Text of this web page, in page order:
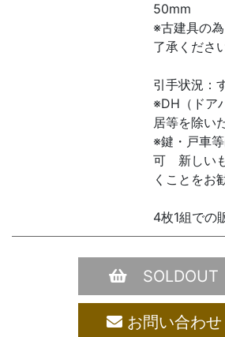
50mm
※古建具の
了承くださ
引手状況：
※DH（ドア
居等を除い
※鍵・戸車
可 新しい
くことをお
4枚1組での
お問い合わ